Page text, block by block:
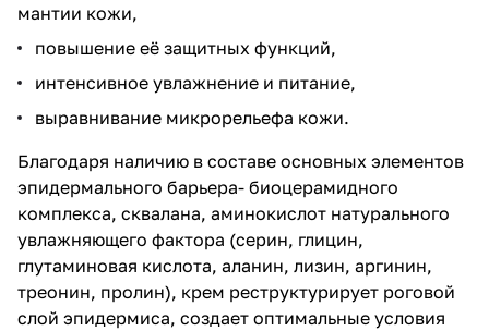
мантии кожи,
повышение её защитных функций,
интенсивное увлажнение и питание,
выравнивание микрорельефа кожи.
Благодаря наличию в составе основных элементов
эпидермального барьера- биоцерамидного
комплекса, сквалана, аминокислот натурального
увлажняющего фактора (серин, глицин,
глутаминовая кислота, аланин, лизин, аргинин,
треонин, пролин), крем реструктурирует роговой
слой эпидермиса, создает оптимальные условия